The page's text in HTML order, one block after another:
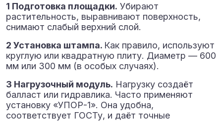
1 Подготовка площадки. Убирают
растительность, выравнивают поверхность,
снимают слабый верхний слой.
2 Установка штампа. Как правило, используют
круглую или квадратную плиту. Диаметр — 600
мм или 300 мм (в особых случаях).
3 Нагрузочный модуль. Нагрузку создаёт
балласт или гидравлика. Часто применяют
установку «УПОР-1». Она удобна,
соответствует ГОСТу, и даёт точные